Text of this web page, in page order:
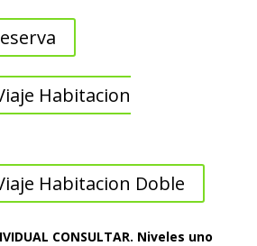
Habitacion
Habitacion Doble
CONSULTAR. Niveles uno